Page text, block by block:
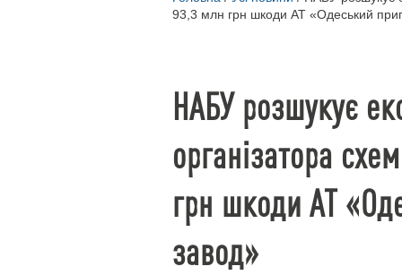
93,3 млн грн шкоди АТ «Одеський
НАБУ розшукує
організатора
грн шкоди АТ
завод»